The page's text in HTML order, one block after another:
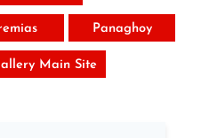
Panaghoy
Main Site